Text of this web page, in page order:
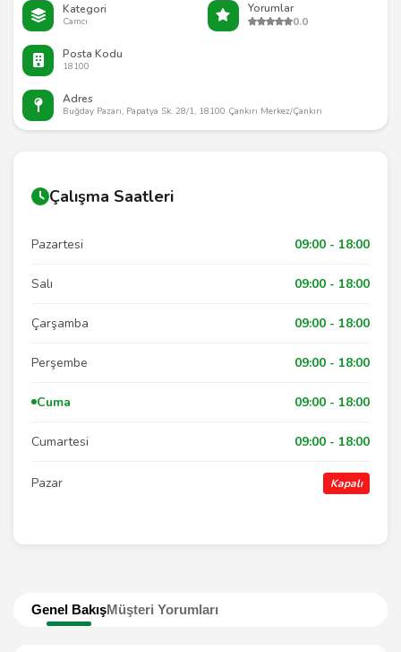
Kategori
Camcı
Yorumlar
0.0
Posta Kodu
18100
Adres
Buğday Pazarı, Papatya Sk. 28/1, 18100 Çankırı Merkez/Çankırı
Genel BakışMüşteri Yorumları
Çalışma Saatleri
Pazartesi 09:00 - 18:00
Salı 09:00 - 18:00
Çarşamba 09:00 - 18:00
Perşembe 09:00 - 18:00
Cuma 09:00 - 18:00
Cumartesi 09:00 - 18:00
Pazar Kapalı